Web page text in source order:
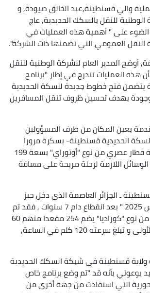
والي قسنطينة,عبد الخالق صيودة, و
الوطنية للنقل بالسكك الحديدية, عاج
على " أهمية هذه العمليات في
العمومي التي تضمنها ذات الشركة".
المدير العام للشركة الوطنية للنقل
هذه العمليات تندرج في إطار "برنامج
يتضمن فتح خطوط جديدة للسكة الحديدية
بهدف تحسين ظروف تنقل المسافرين
بعين المكان من طرف المسؤولين
الحديدية قسنطينة- بسكرة مرورا
بباتنة يؤمن بواسطة قطار عصري من نوع "أوتوراي" بسعة 199
اللازمة لرحلة مريحة على مسافة
ـ الجزائر العاصمة الذي دخل حيز
الخدمة "نهاية مارس 2025 " بعد انقطاع دام 7 سنوات , فقد تم
تعزيزه بقطار حديث من نوع "كوراديا" يضم 254 مقعدا منهم 60
مقعدا من الدرجة الأولى و تبلغ سرعته 120 كلم في الساعة,
ولاية قسنطينة في شبكة السكك الحديدية
بوعوني بأنه قد "تم وضع برنامج خاص
التي استفادت من جهة أخرى من